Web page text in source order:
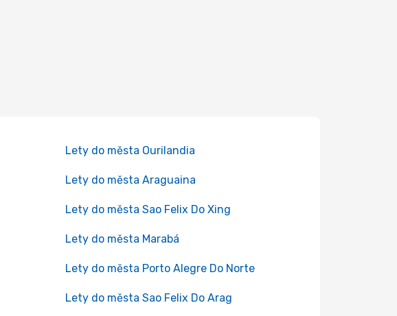
Lety do města Ourilandia
Lety do města Araguaina
Lety do města Sao Felix Do Xing
Lety do města Marabá
Lety do města Porto Alegre Do Norte
Lety do města Sao Felix Do Arag